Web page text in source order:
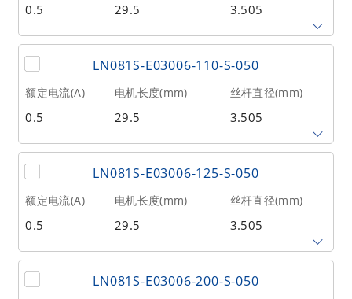
相数 转子惯量(g•cm²) 重量(kg)
2 1.6 0.04
0.5 29.5 3.505
丝杆导程(mm) 丝杆长度(mm) 额定推力(N
@300RPM)
相数 转子惯量(g•cm²) 重量(kg)
2 1.6 0.04
LN081S-E03006-110-S-050
额定电流(A) 电机长度(mm) 丝杆直径(mm)
0.5 29.5 3.505
丝杆导程(mm) 丝杆长度(mm) 额定推力(N
@300RPM)
相数 转子惯量(g•cm²) 重量(kg)
2 1.6 0.04
LN081S-E03006-125-S-050
额定电流(A) 电机长度(mm) 丝杆直径(mm)
0.5 29.5 3.505
丝杆导程(mm) 丝杆长度(mm) 额定推力(N
@300RPM)
LN081S-E03006-200-S-050